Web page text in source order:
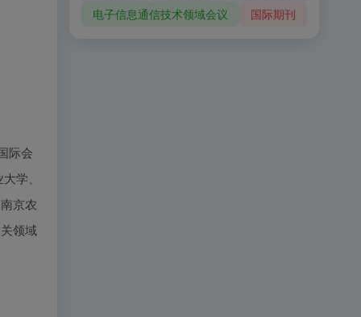
际会
学、
京农
领域
电子信息通信技术领域会议
国际期刊